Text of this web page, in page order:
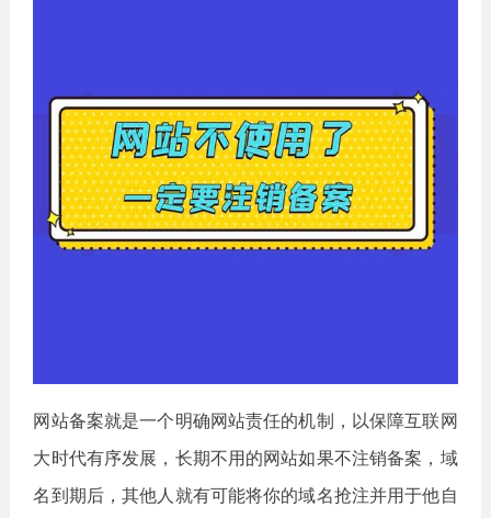
网站备案就是一个明确网站责任的机制，以保障互联网
大时代有序发展，长期不用的网站如果不注销备案，域
名到期后，其他人就有可能将你的域名抢注并用于他自